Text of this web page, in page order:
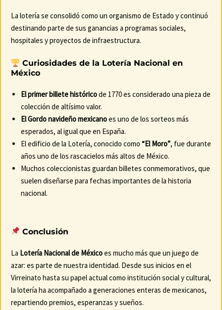
La lotería se consolidó como un organismo de Estado y continuó
destinando parte de sus ganancias a programas sociales,
hospitales y proyectos de infraestructura.
Curiosidades de la Lotería Nacional en
México
El primer billete históricode 1770 es considerado una pieza de
colección de altísimo valor.
El Gordo navideño mexicanoes uno de los sorteos más
esperados, al igual que en España.
El edificio de la Lotería, conocido como “El Moro”, fue durante
años uno de los rascacielos más altos de México.
Muchos coleccionistas guardan billetes conmemorativos, que
suelen diseñarse para fechas importantes de la historia
nacional.
Conclusión
La Lotería Nacional de Méxicoes mucho más que un juego de
azar: es parte de nuestra identidad. Desde sus inicios en el
Virreinato hasta su papel actual como institución social y cultural,
la lotería ha acompañado a generaciones enteras de mexicanos,
repartiendo premios, esperanzas y sueños.